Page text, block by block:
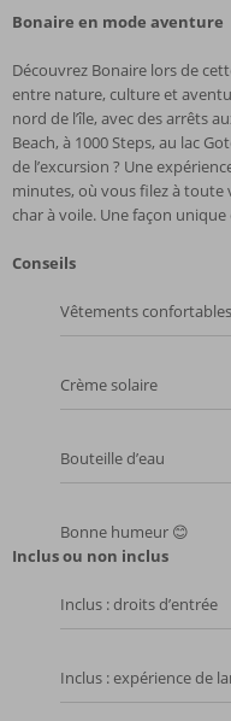
Bonaire en mode aventure
Découvrez Bonaire lors de
entre nature, culture et
nord de l’île, avec des arrêts
Beach, à 1000 Steps, au lac
de l’excursion ? Une
minutes, où vous filez à toute
char à voile. Une façon
Conseils
Vêtements confortables
Crème solaire
Bouteille d’eau
Bonne humeur 😊
Inclus ou non inclus
Inclus : droits d’entrée
Inclus : expérience de